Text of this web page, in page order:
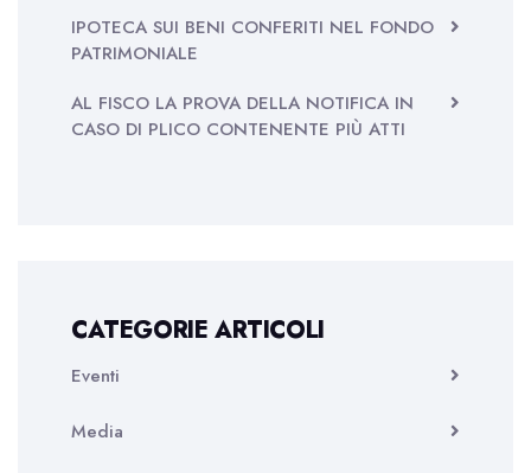
IPOTECA SUI BENI CONFERITI NEL FONDO
PATRIMONIALE
AL FISCO LA PROVA DELLA NOTIFICA IN
CASO DI PLICO CONTENENTE PIÙ ATTI
CATEGORIE ARTICOLI
Eventi
Media